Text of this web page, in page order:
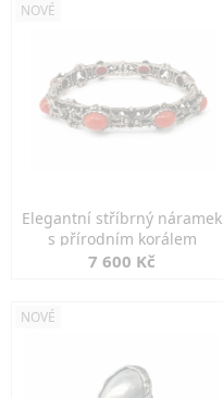
NOVÉ
Elegantní stříbrný náramek
s přírodním korálem
7 600 Kč
NOVÉ